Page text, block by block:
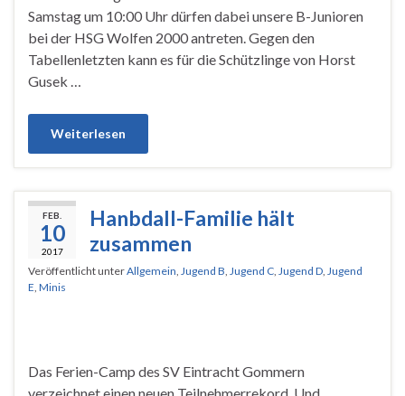
Samstag um 10:00 Uhr dürfen dabei unsere B-Junioren
bei der HSG Wolfen 2000 antreten. Gegen den
Tabellenletzten kann es für die Schützlinge von Horst
Gusek …
Weiterlesen
FEB.
10
2017
Hanbdall-Familie hält
zusammen
Veröffentlicht unterAllgemein, Jugend B, Jugend C, Jugend D, Jugend
E, Minis
Das Ferien-Camp des SV Eintracht Gommern